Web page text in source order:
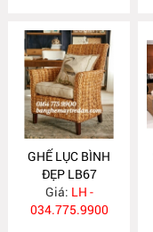
GHẾ LỤC BÌNH
ĐẸP LB67
Giá: LH -
034.775.9900